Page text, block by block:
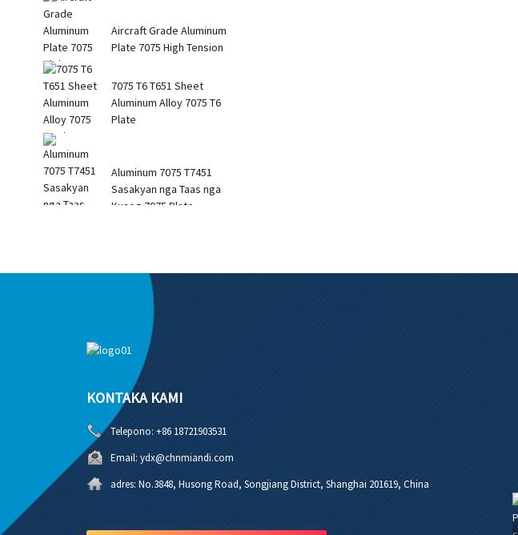
Aircraft Grade Aluminum
Plate 7075 High Tension
7075 T6 T651 Sheet
Aluminum Alloy 7075 T6
Plate
Aluminum 7075 T7451
Sasakyan nga Taas nga
Kusog 7075 Plate
KONTAKA KAMI
Telepono: +86 18721903531
Email: ydx@chnmiandi.com
adres: No.3848, Husong Road, Songjiang District, Shanghai 201619, China